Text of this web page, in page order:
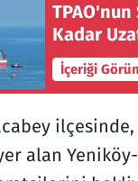
TPAO'nun
Kadar
İçeriği
alan